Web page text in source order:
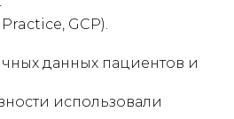
GCP).
данных пациентов и
использовали